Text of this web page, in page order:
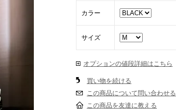
カラー
サイズ
オプションの値段詳細はこちら
買い物を続ける
この商品について問い合わせる
この商品を友達に教える